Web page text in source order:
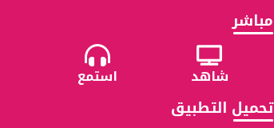
مباشر
شاهد استمع
تحميل التطبيق